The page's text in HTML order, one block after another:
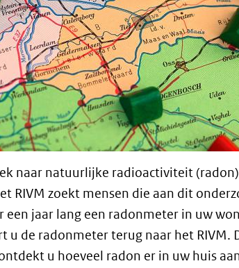
naar natuurlijke radioactiviteit
RIVM zoekt mensen die aan dit
jaar lang een radonmeter in uw
u de radonmeter terug naar het RIVM.
u hoeveel radon er in uw huis